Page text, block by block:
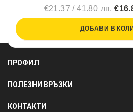
€21.37 / 41.80 лв.
ДОБАВИ В
ПРОФИЛ
ПОЛЕЗНИ ВРЪЗКИ
КОНТАКТИ